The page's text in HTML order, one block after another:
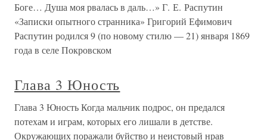
Боге… Душа моя рвалась в даль…» Г. Е. Распутин
«Записки опытного странника» Григорий Ефимович
Распутин родился 9 (по новому стилю — 21) января 1869
года в селе Покровском
Глава 3 Юность
Глава 3 Юность Когда мальчик подрос, он предался
потехам и играм, которых его лишали в детстве.
Окружающих поражали буйство и неистовый нрав